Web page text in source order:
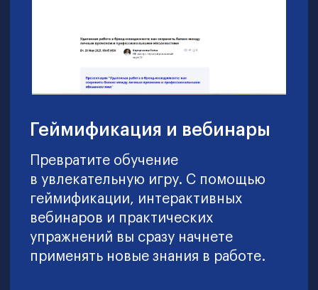
Запросить консультацию ­и полную